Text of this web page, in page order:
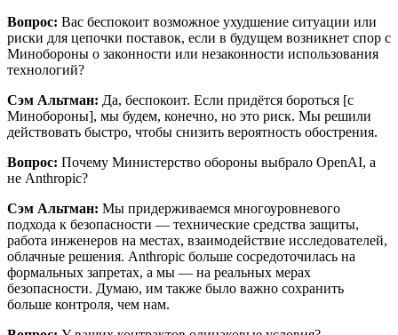
Вопрос: Вас беспокоит возможное ухудшение ситуации или
риски для цепочки поставок, если в будущем возникнет спор с
Минобороны о законности или незаконности использования
технологий?
Сэм Альтман: Да, беспокоит. Если придётся бороться [с
Минобороны], мы будем, конечно, но это риск. Мы решили
действовать быстро, чтобы снизить вероятность обострения.
Вопрос: Почему Министерство обороны выбрало OpenAI, а
не Anthropic?
Сэм Альтман: Мы придерживаемся многоуровневого
подхода к безопасности — технические средства защиты,
работа инженеров на местах, взаимодействие исследователей,
облачные решения. Anthropic больше сосредоточилась на
формальных запретах, а мы — на реальных мерах
безопасности. Думаю, им также было важно сохранить
больше контроля, чем нам.